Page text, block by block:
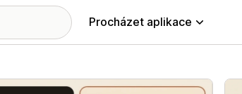
Procházet aplikace